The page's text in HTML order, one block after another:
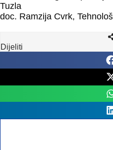
Tuzla
doc. Ramzija Cvrk,
Dijeliti